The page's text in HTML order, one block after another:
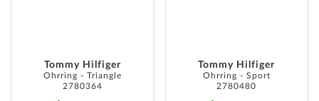
Tommy Hilfiger
Ohrring - Triangle
2780364
Tommy Hilfiger
Ohrring - Sport
2780480